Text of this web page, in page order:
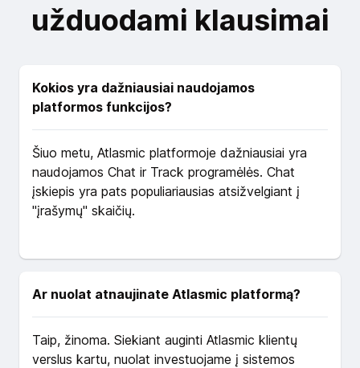
užduodami klausimai
Kokios yra dažniausiai naudojamos
platformos funkcijos?
Šiuo metu, Atlasmic platformoje dažniausiai yra
naudojamos Chat ir Track programėlės. Chat
įskiepis yra pats populiariausias atsižvelgiant į
"įrašymų" skaičių.
Ar nuolat atnaujinate Atlasmic platformą?
Taip, žinoma. Siekiant auginti Atlasmic klientų
verslus kartu, nuolat investuojame į sistemos